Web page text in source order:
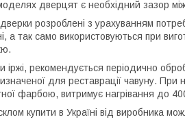
дверцят є необхідний зазор
розроблені з урахуванням
а так само використовуються при
іржі, рекомендується періодично
для реставрації чавуну. При
фарбою, витримує нагрівання до
купити в Україні від виробника